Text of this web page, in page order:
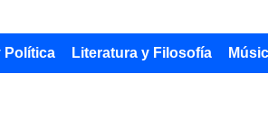
Política Literatura y Filosofía